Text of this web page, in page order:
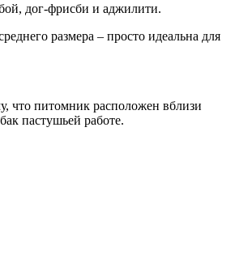
дог-фрисби и аджилити.
размера – просто идеальна для
что питомник расположен вблизи
пастушьей работе.